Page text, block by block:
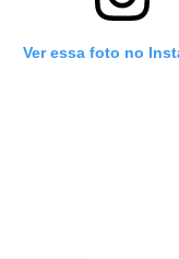
Ver essa foto no